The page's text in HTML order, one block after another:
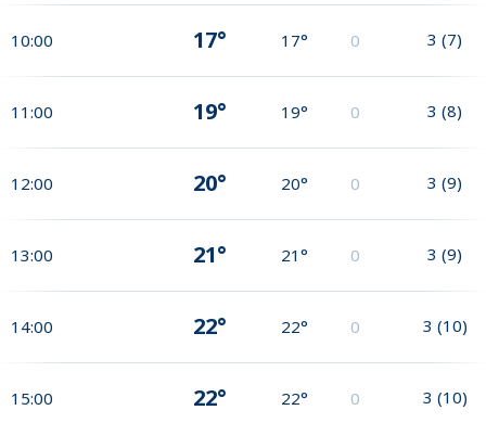
10:00 17° 17° 0 3 (7)
11:00 19° 19° 0 3 (8)
12:00 20° 20° 0 3 (9)
13:00 21° 21° 0 3 (9)
14:00 22° 22° 0 3 (10)
15:00 22° 22° 0 3 (10)